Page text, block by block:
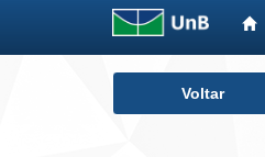
Voltar